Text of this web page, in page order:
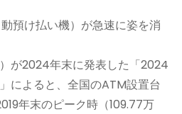
預け払い機）が急速に姿を消
が2024年末に発表した「2024
によると、全国のATM設置台
年末のピーク時（109.77万